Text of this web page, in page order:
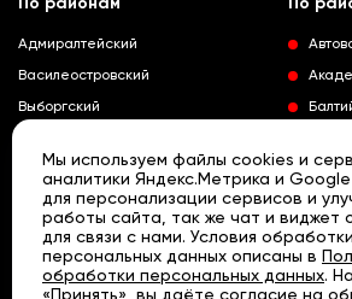
Адмиралтейский
Василеостровский
Выборгский
Колпинский
Красногвардейский
Краносельский
Кронштадтский
Курортный
Развернуть
Мы используем файлы cookies и
аналитики Яндекс.Метрика и
для персонализации сервисов и
работы сайта, так же чат и виджет
для связи с нами. Условия обработки
персональных данных описаны в
обработки персональных данных.
«Принять», вы даёте согласие на